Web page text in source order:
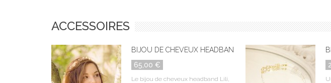
ACCESSOIRES
BIJOU DE CHEVEUX HEADBAND...
65,00 €
Le bijou de cheveux headband Lili,